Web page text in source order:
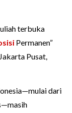
terbuka
Permanen”
Pusat,
dari